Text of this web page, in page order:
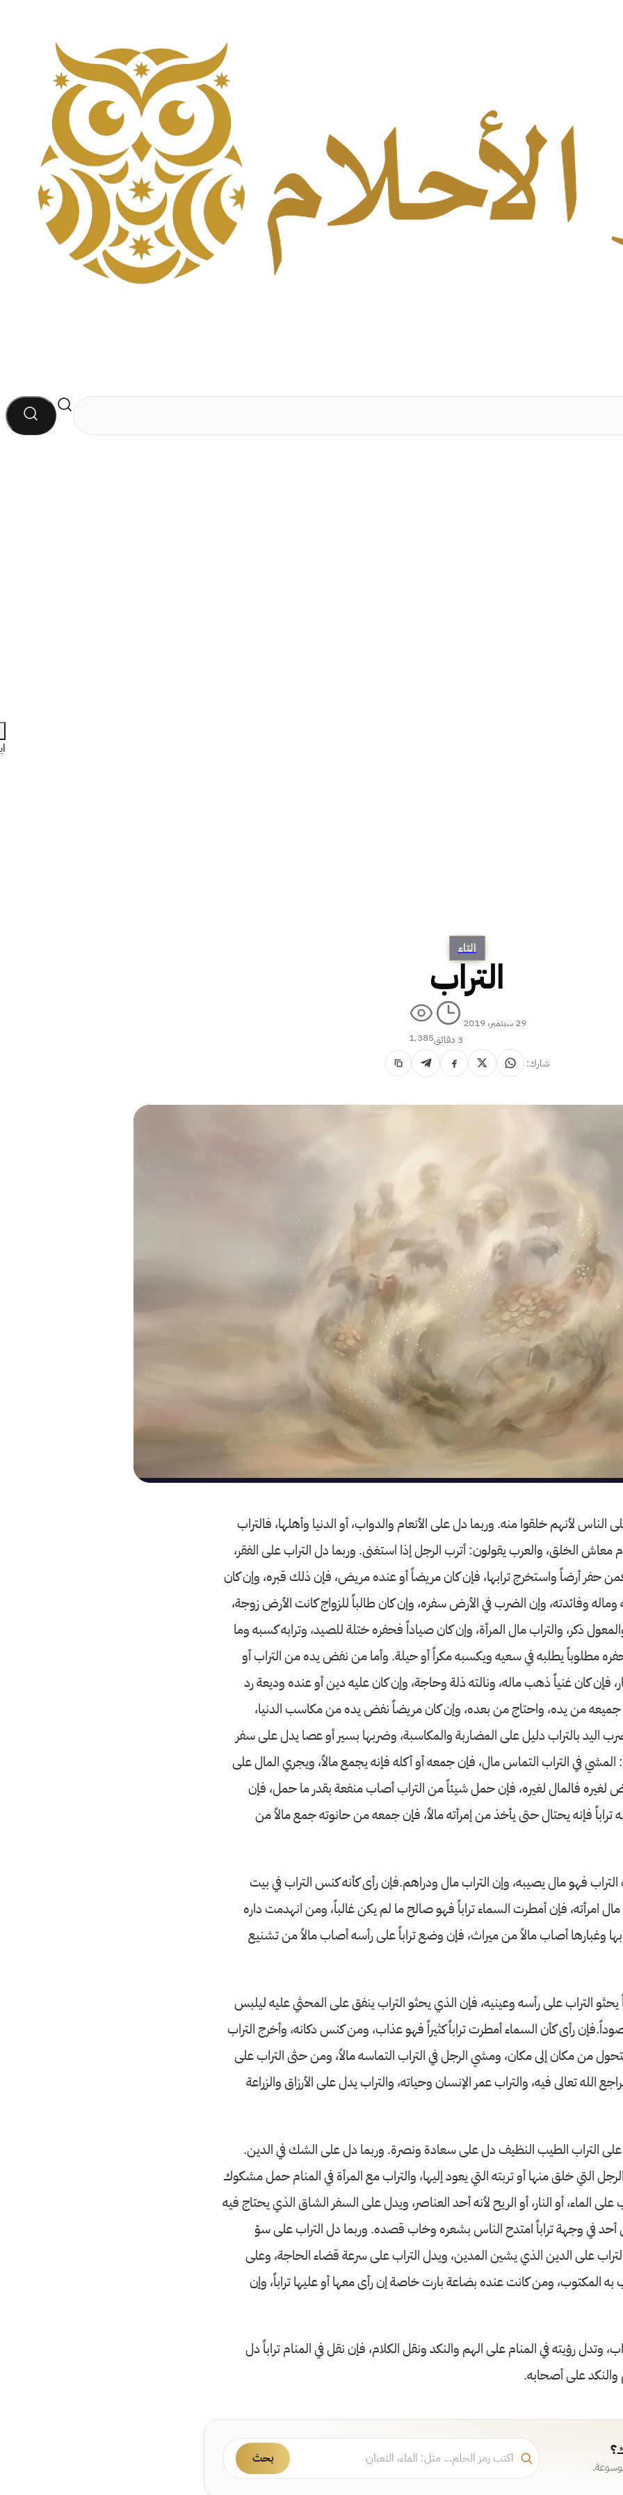
التاء
التراب
29 سبتمبر، 2019
3 دقائق
1٬385
شارك:
الناس لأنهم خلقوا منه. وربما دل على الأنعام والدواب، أو الدنيا وأهلها، فالتراب
الخلق، والعرب يقولون: أترب الرجل إذا استغنى. وربما دل التراب على الفقر،
فمن حفر أرضاً واستخرج ترابها، فإن كان مريضاً أو عنده مريض، فإن ذلك قبره، وإن كان
وماله وفائدته، وإن الضرب في الأرض سفره، وإن كان طالباً للزواج كانت الأرض زوجة،
ذكر، والتراب مال المرأة، وإن كان صياداً فحفره ختلة للصيد، وترابه كسبه وما
مطلوباً يطلبه في سعيه ويكسبه مكراً أو حيلة. وأما من نفض يده من التراب أو
فإن كان غنياً ذهب ماله، ونالته ذلة وحاجة، وإن كان عليه دين أو عنده وديعة رد
جميعه من يده، واحتاج من بعده، وإن كان مريضاً نفض يده من مكاسب الدنيا،
اليد بالتراب دليل على المضاربة والمكاسبة، وضربها بسير أو عصا يدل على سفر
في التراب التماس مال، فإن جمعه أو أكله فإنه يجمع مالاً، ويجري المال على
لغيره فالمال لغيره، فإن حمل شيئاً من التراب أصاب منفعة بقدر ما حمل، فإن
فإنه يحتال حتى يأخذ من إمرأته مالاً، فإن جمعه من حانوته جمع مالاً من
فهو مال يصيبه، وإن التراب مال ودراهم.فإن رأى كأنه كنس التراب في بيت
امرأته، فإن أمطرت السماء تراباً فهو صالح ما لم يكن غالباً، ومن انهدمت داره
وغبارها أصاب مالاً من ميراث، فإن وضع تراباً على رأسه أصاب مالاً من تشنيع
التراب على رأسه وعينيه، فإن الذي يحثو التراب ينفق على المحثي عليه ليلبس
رأى كأن السماء أمطرت تراباً كثيراً فهو عذاب، ومن كنس دكانه، وأخرج التراب
من مكان إلى مكان، ومشي الرجل في التراب التماسه مالاً، ومن حثى التراب على
الله تعالى فيه، والتراب عمر الإنسان وحياته، والتراب يدل على الأرزاق والزراعة
التراب الطيب النظيف دل على سعادة ونصرة. وربما دل على الشك في الدين.
التي خلق منها أو تربته التي يعود إليها، والتراب مع المرأة في المنام حمل مشكوك
على الماء، أو النار، أو الريح لأنه أحد العناصر، ويدل على السفر الشاق الذي يحتاج فيه
أحد في وجهة تراباً امتدح الناس بشعره وخاب قصده. وربما دل التراب على سؤ
على الدين الذي يشين المدين، ويدل التراب على سرعة قضاء الحاجة، وعلى
به المكتوب، ومن كانت عنده بضاعة بارت خاصة إن رأى معها أو عليها تراباً، وإن
وتدل رؤيته في المنام على الهم والنكد ونقل الكلام، فإن نقل في المنام تراباً دل
على أصحابه.
بحث